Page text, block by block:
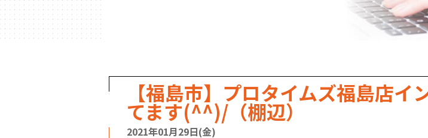
【福島市】プロタイムズ福島店イ
てます(^^)/（棚辺）
2021年01月29日(金)